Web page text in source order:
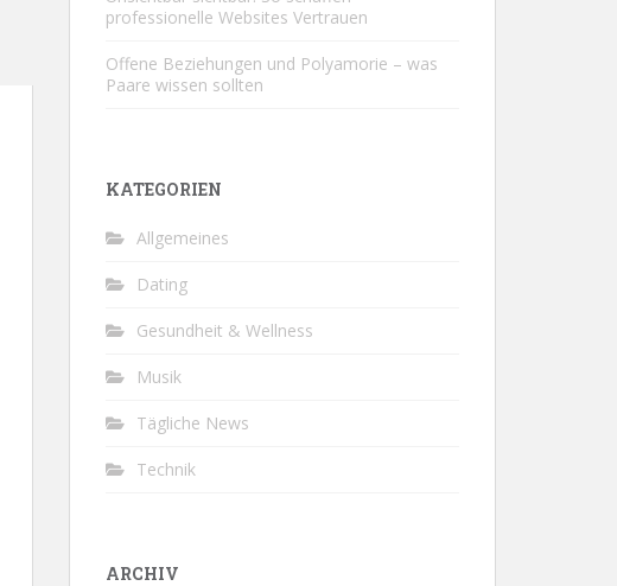
professionelle Websites Vertrauen
Offene Beziehungen und Polyamorie – was
Paare wissen sollten
KATEGORIEN
Allgemeines
Dating
Gesundheit & Wellness
Musik
Tägliche News
Technik
ARCHIV